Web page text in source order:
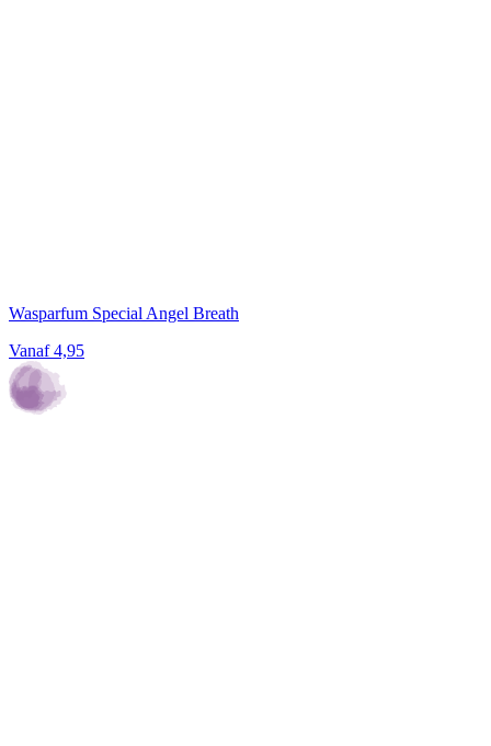
Wasparfum Special Angel Breath
Vanaf 4,95